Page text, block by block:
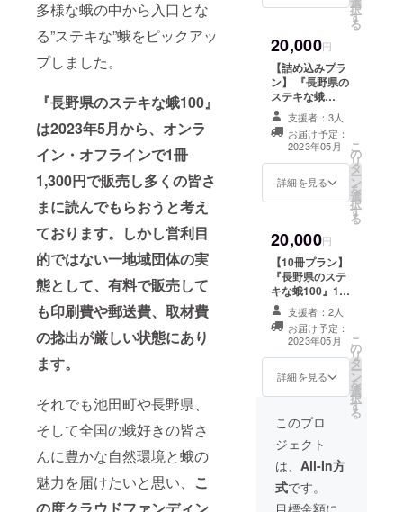
多様な蛾の中から入口とな
る”ステキな”蛾をピックアッ
プしました。
『長野県のステキな蛾100』
は2023年5月から、オンラ
イン・オフラインで1冊
1,300円で販売し多くの皆さ
まに読んでもらおうと考え
ております。しかし営利目
的ではない一地域団体の実
態として、有料で販売して
も印刷費や郵送費、取材費
の捻出が厳しい状態にあり
ます。
それでも池田町や長野県、
そして全国の蛾好きの皆さ
んに豊かな自然環境と蛾の
魅力を届けたいと思い、 こ
の魅力再発
見』をコン
セプトに、
池田町での
つながりや
出会い、地
域の生の声
を発信して
また、池田
町のチョウ
やガの生態
に迫る『宮
田島』や、
池田町のす
べての道祖
神を巡る
『道祖神巡
り』、『裏
道スポット
紹介』など
など、メン
バーの熱さ
のお名
くは
ニック
ネーム)
を本裏
表紙の
支援者
一覧に
掲載し
ます。
ご希望
の方は
記入く
ださ
い。
セージ
・お名
前掲載
・『長
野県の
ステキ
な蛾
100』1
冊 ・蛾
チーフ
とした
ナルT
シャツ
※ご希望
のTシャ
ツサイ
選びく
ださい
※画像は
イメー
ジです
とする
予定で
す ※ご
支援い
ただい
た方の
お名前
ソーパ
と、
『長野
県のス
テキな
蛾100』
1冊を郵
送させ
ていた
だくプ
す。 完
成した
ズルは
どこに
飾って
も映え
ること
でしょ
う。 ・
お礼の
メッ
セージ
・お名
前掲載
・『長
野県の
ステキ
な蛾
100』1
冊 ・蛾
をモ
択
す
る
20,000円
【詰め込みプラ
ン】 『長野県の
ステキな蛾
100』1冊、オリ
ジナル卓上カレ
ンダー、オリジ
ナルTシャツ、オ
リジナルジグ
ソーパズル全て
です。 あなたの
生活が蛾に囲ま
れた楽しいもの
となるでしょ
う。 ・お礼の
メッセージ ・お
名前掲載 ・『長
野県のステキな
蛾100』1冊 ・オ
リジナル卓上カ
レンダー ・オリ
ジナルTシャツ
・オリジナルジ
グソーパズル ※
それぞれのグッ
ズの詳細は他の
リターン項目を
参照ください ※
ご支援いただい
支援者：3人
お届け予定：
2023年05月
詳細を見る
こ
の
リ
タ
ー
ン
を
選
択
す
る
20,000円
【10冊プラン】
『長野県のステ
キな蛾100』10
冊を郵送させて
いただくプラン
です。 持ち歩い
たり、友人知人
や家族、職場の
方に渡したり、
ます。 ・お礼の
メッセージ ・お
名前掲載 ・『長
野県のステキな
蛾100』10冊 ※
ご支援いただい
た方のお名前(も
支援者：2人
お届け予定：
2023年05月
詳細を見る
こ
の
リ
タ
ー
ン
を
選
択
す
る
このプロ
ジェクト
は、 All-In方
式です。
目標金額に